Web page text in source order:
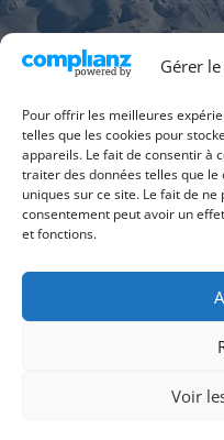
Gérer
Pour offrir les meilleures
telles que les cookies pour
appareils. Le fait de consentir à
traiter des données telles que
uniques sur ce site. Le fait de
consentement peut avoir un
et fonctions.
Voir
Politique de cookies